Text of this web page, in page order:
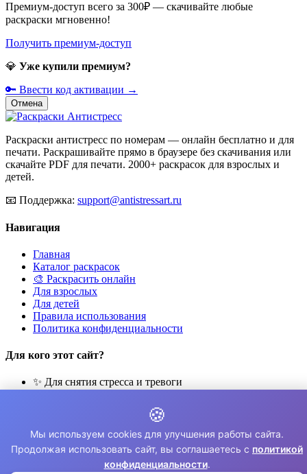
Премиум-доступ всего за 300₽ — скачивайте любые
раскраски мгновенно!
Получить премиум-доступ
💎 Уже купили премиум?
🔑 Ввести код активации →
Отмена
Раскраски антистресс по номерам — онлайн бесплатно и для
печати. Раскрашивайте прямо в браузере без скачивания или
скачайте PDF для печати. 2000+ раскрасок для взрослых и
детей.
📧 Поддержка: support@antistressart.ru
Навигация
Главная
Каталог раскрасок
🎨 Раскрасить онлайн
Для взрослых
Для детей
Правила использования
Политика конфиденциальности
Для кого этот сайт?
✨ Для снятия стресса и тревоги
🧘 Для медитации и расслабления
👨‍👩‍👧‍👦 Для семейного досуга
© 2026 Раскраски Антистресс. Все права защищены.
⚠️ Все раскраски для личного использования. Коммерческое
🍪
Мы используем cookies для улучшения работы сайта.
Продолжая использовать сайт, вы соглашаетесь с политикой
конфиденциальности.